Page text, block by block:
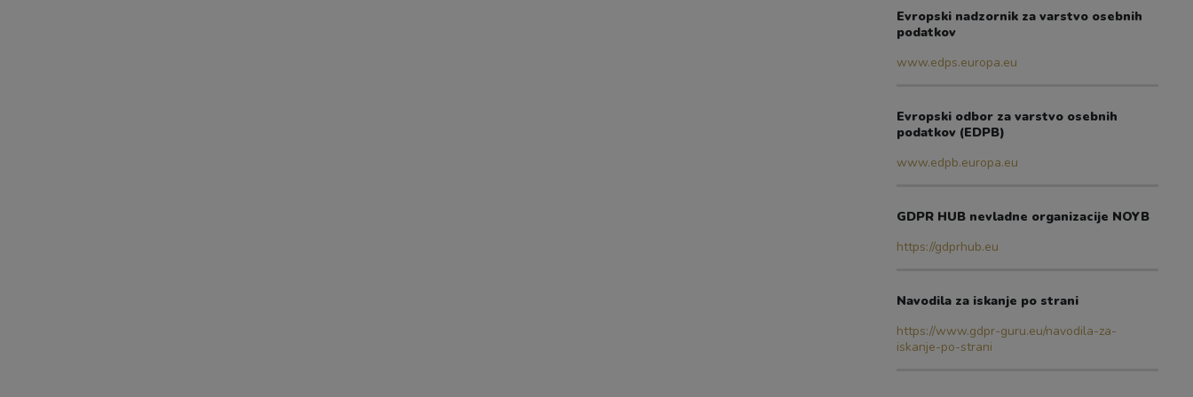
Evropski nadzornik za varstvo osebnih
podatkov
www.edps.europa.eu
Evropski odbor za varstvo osebnih
podatkov (EDPB)
www.edpb.europa.eu
GDPR HUB nevladne organizacije NOYB
https://gdprhub.eu
Navodila za iskanje po strani
https://www.gdpr-guru.eu/navodila-za-
iskanje-po-strani